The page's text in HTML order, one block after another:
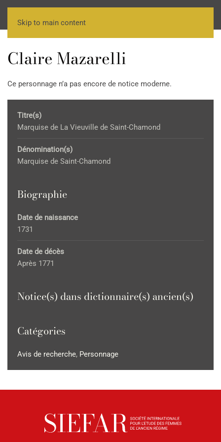
Skip to main content
Claire Mazarelli
Ce personnage n’a pas encore de notice moderne.
Titre(s)
Marquise de La Vieuville de Saint-Chamond
Dénomination(s)
Marquise de Saint-Chamond
Biographie
Date de naissance
1731
Date de décès
Après 1771
Notice(s) dans dictionnaire(s) ancien(s)
Catégories
Avis de recherche, Personnage